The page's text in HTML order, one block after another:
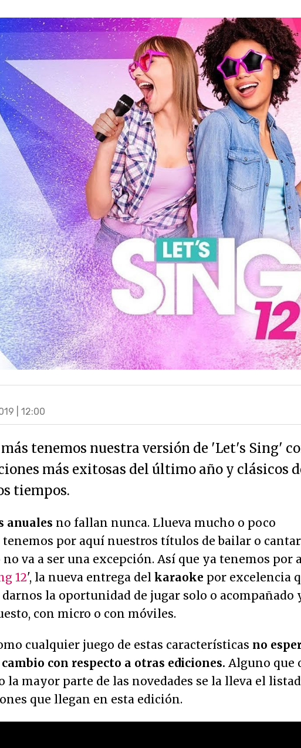
| 12:00
tenemos nuestra versión de 'Let's Sing'
más exitosas del último año y clásicos
tiempos.
anuales no fallan nunca. Llueva mucho o poco
por aquí nuestros títulos de bailar o
no va a ser una excepción. Así que ya tenemos por
12', la nueva entrega del karaoke por excelencia
darnos la oportunidad de jugar solo o acompañado
con micro o con móviles.
cualquier juego de estas características no
con respecto a otras ediciones. Alguno que
la mayor parte de las novedades se la lleva el
que llegan en esta edición.